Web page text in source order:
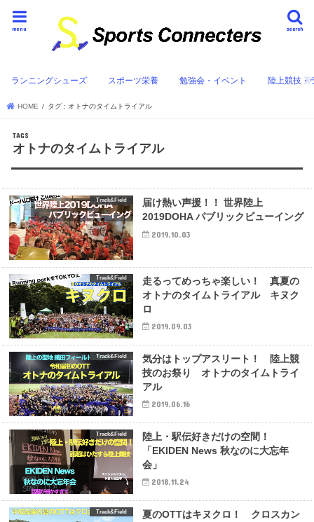
search
menu
ランニングシューズ スポーツ栄養 勉強会・イベント 陸上競技・
HOME タグ : オトナのタイムトライアル
オトナのタイムトライアル
Track&Field
届け熱い声援！！ 世界陸上
2019DOHA パブリックビューイング
2019.10.03
Track&Field
走るってめっちゃ楽しい！ 真夏の
オトナのタイムトライアル キヌク
ロ
2019.09.03
Track&Field
気分はトップアスリート！ 陸上競
技のお祭り オトナのタイムトライ
アル
2019.06.16
Track&Field
陸上・駅伝好きだけの空間！
「EKIDEN News 秋なのに大忘年
会」
2018.11.24
Track&Field
夏のOTTはキヌクロ！ クロスカン